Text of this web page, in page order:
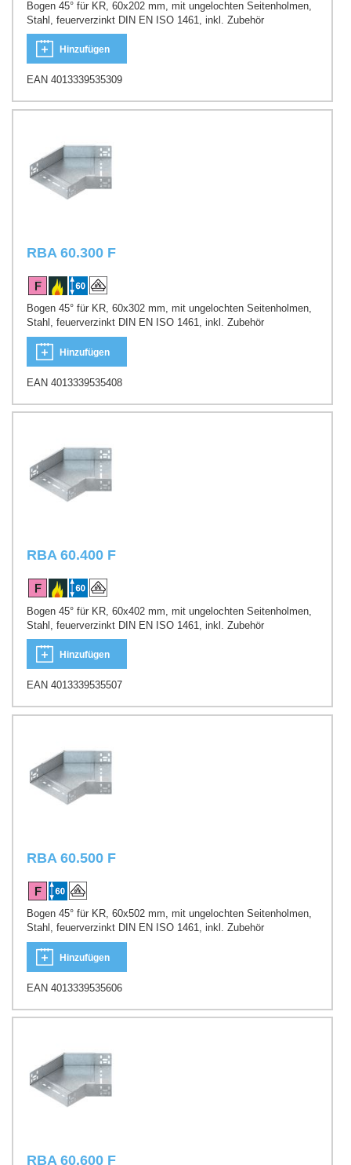
Bogen 45° für KR, 60x202 mm, mit ungelochten Seitenholmen,
Stahl, feuerverzinkt DIN EN ISO 1461, inkl. Zubehör
Hinzufügen
EAN 4013339535309
RBA 60.300 F
Bogen 45° für KR, 60x302 mm, mit ungelochten Seitenholmen,
Stahl, feuerverzinkt DIN EN ISO 1461, inkl. Zubehör
Hinzufügen
EAN 4013339535408
RBA 60.400 F
Bogen 45° für KR, 60x402 mm, mit ungelochten Seitenholmen,
Stahl, feuerverzinkt DIN EN ISO 1461, inkl. Zubehör
Hinzufügen
EAN 4013339535507
RBA 60.500 F
Bogen 45° für KR, 60x502 mm, mit ungelochten Seitenholmen,
Stahl, feuerverzinkt DIN EN ISO 1461, inkl. Zubehör
Hinzufügen
EAN 4013339535606
RBA 60.600 F